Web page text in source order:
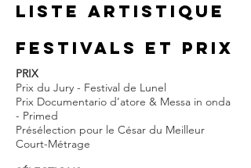
LISTE ARTISTIQUE
FESTIVALS et prix
PRIX
Prix du Jury - Festival de Lunel
Prix Documentario d’atore & Messa in onda
- Primed
Présélection pour le César du Meilleur
Court-Métrage